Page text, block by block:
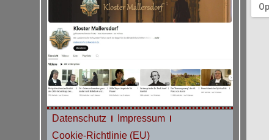
Datenschutz
Impressum
Cookie-Richtlinie (EU)